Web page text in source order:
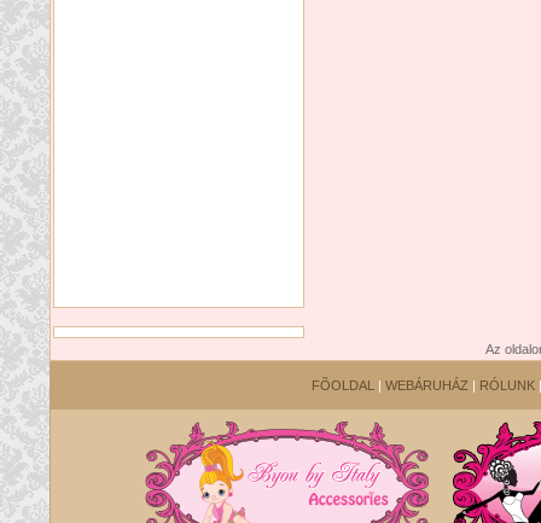
Az
FÕOLDAL | WEBÁRUHÁZ | RÓLUNK